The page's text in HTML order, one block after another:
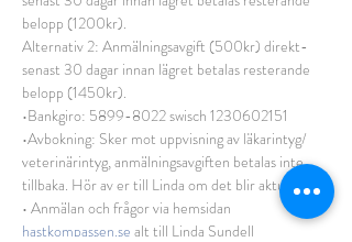
belopp (1200kr).
Alternativ 2: Anmälningsavgift (500kr) direkt-
senast 30 dagar innan lägret betalas resterande
belopp (1450kr).
•Bankgiro: 5899-8022 swisch 1230602151
•Avbokning: Sker mot uppvisning av läkarintyg/
veterinärintyg, anmälningsavgiften betalas inte
tillbaka. Hör av er till Linda om det blir aktuellt.
• Anmälan och frågor via hemsidan
hastkompassen.se alt till Linda Sundell